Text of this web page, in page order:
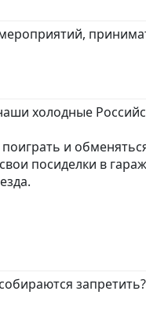
холодные
и
посиделки в
запретить?